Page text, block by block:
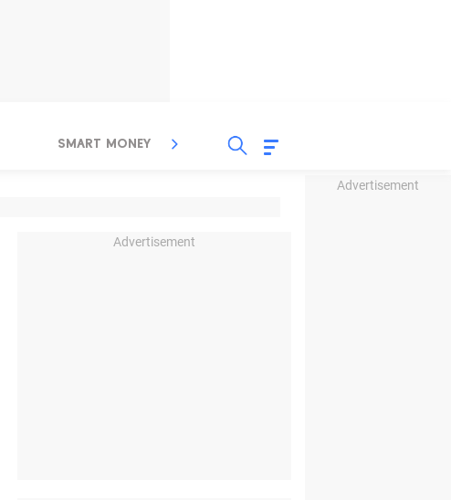
Advertisement
SMART MONEY INSPIRASI BISNIS
Advertisement